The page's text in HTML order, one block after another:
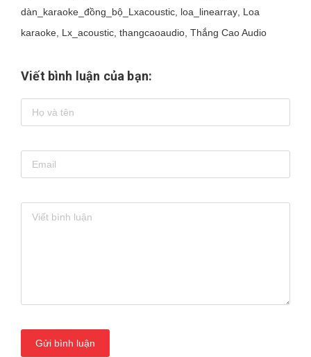
dàn_karaoke_đồng_bộ_Lxacoustic loa_linearray Loa
karaoke Lx_acoustic thangcaoaudio Thắng Cao Audio
Viết bình luận của bạn:
Gửi bình luận